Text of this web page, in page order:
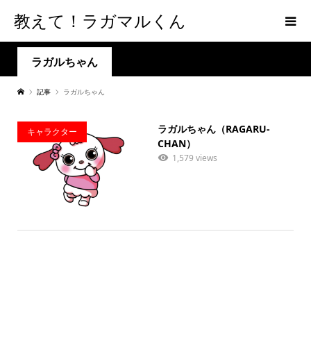
教えて！ラガマルくん
ラガルちゃん
記事 ラガルちゃん
キャラクター
ラガルちゃん（RAGARU-
CHAN）
1,579 views